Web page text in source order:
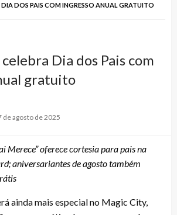
DOS PAIS COM INGRESSO ANUAL GRATUITO
Dia dos Pais com
gratuito
de agosto de 2025
Merece” oferece cortesia para pais na
aniversariantes de agosto também
ainda mais especial no Magic City,